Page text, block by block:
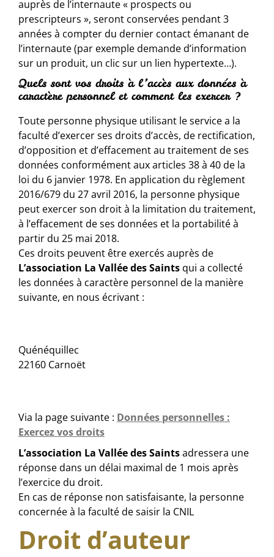
auprès de l’internaute « prospects ou
prescripteurs », seront conservées pendant 3
années à compter du dernier contact émanant de
l’internaute (par exemple demande d’information
sur un produit, un clic sur un lien hypertexte…).
Quels sont vos droits à l’accès aux données à
caractère personnel et comment les exercer ?
Toute personne physique utilisant le service a la
faculté d’exercer ses droits d’accès, de rectification,
d’opposition et d’effacement au traitement de ses
données conformément aux articles 38 à 40 de la
loi du 6 janvier 1978. En application du règlement
2016/679 du 27 avril 2016, la personne physique
peut exercer son droit à la limitation du traitement,
à l’effacement de ses données et la portabilité à
partir du 25 mai 2018.
Ces droits peuvent être exercés auprès de
L’association La Vallée des Saints qui a collecté
les données à caractère personnel de la manière
suivante, en nous écrivant :
Quénéquillec
22160 Carnoët
Via la page suivante : Données personnelles :
Exercez vos droits
L’association La Vallée des Saintsadressera une
réponse dans un délai maximal de 1 mois après
l’exercice du droit.
En cas de réponse non satisfaisante, la personne
concernée à la faculté de saisir la CNIL
Droit d’auteur